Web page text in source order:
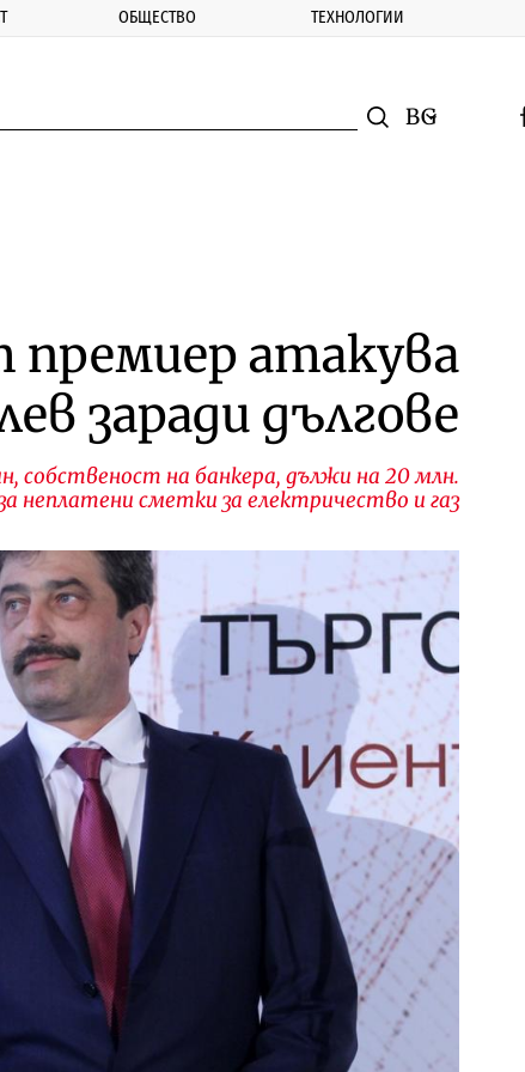
ОБЩЕСТВО ТЕХНОЛОГИИ
Смяна на
премиер атакува
заради дългове
собственост на банкера, дължи на 20 млн.
неплатени сметки за електричество и газ